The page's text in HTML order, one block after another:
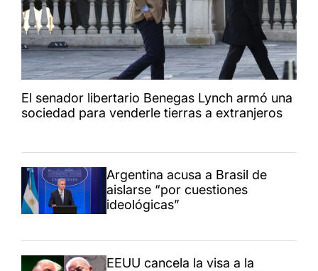
El senador libertario Benegas Lynch armó una
sociedad para venderle tierras a extranjeros
Argentina acusa a Brasil de
aislarse “por cuestiones
ideológicas”
EEUU cancela la visa a la